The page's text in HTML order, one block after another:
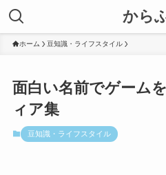
から
ホーム 豆知識・ライフスタイル
面白い名前でゲーム
ィア集
豆知識・ライフスタイル